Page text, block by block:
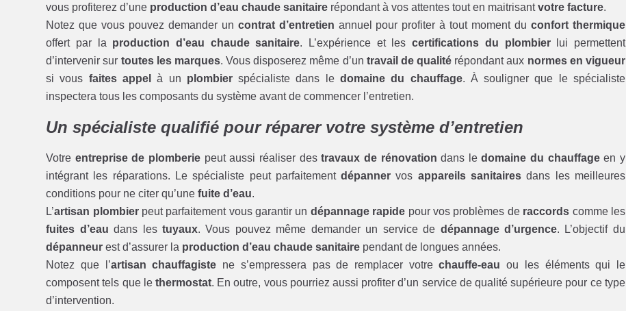
vous profiterez d’une production d’eau chaude sanitaire répondant à vos attentes tout en maitrisantvotre facture.
Notez que vous pouvez demander un contrat d’entretien annuel pour profiter à tout moment du confort thermique
offert par la production d’eau chaude sanitaire. L’expérience et lescertifications du plombierlui permettent
d’intervenir sur toutes les marques. Vous disposerez même d’un travail de qualité répondant aux normes en vigueur
si vous faites appel à un plombierspécialiste dans le domaine du chauffage. À souligner que le spécialiste
inspectera tous les composants du système avant de commencer l’entretien.
Un spécialiste qualifié pour réparer votre système d’entretien
Votre entreprise de plomberie peut aussi réaliser destravaux de rénovation dans ledomaine du chauffageen y
intégrant les réparations. Le spécialiste peut parfaitementdépanner vos appareils sanitaires dans les meilleures
conditions pour ne citer qu’unefuite d’eau.
L’artisan plombierpeut parfaitement vous garantir un dépannage rapide pour vos problèmes de raccords comme les
fuites d’eau dans les tuyaux. Vous pouvez même demander un service de dépannage d’urgence. L’objectif du
dépanneur est d’assurer la production d’eau chaude sanitaire pendant de longues années.
Notez que l’artisan chauffagiste ne s’empressera pas de remplacer votrechauffe-eau ou les éléments qui le
composent tels que lethermostat. En outre, vous pourriez aussi profiter d’un service de qualité supérieure pour ce type
d’intervention.